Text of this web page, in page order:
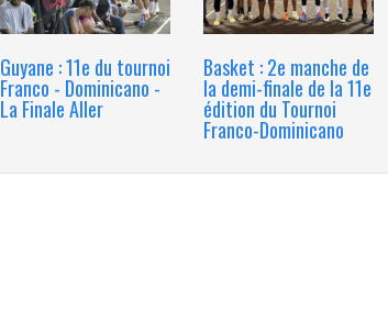
Guyane : 11e du tournoi
Franco - Dominicano -
La Finale Aller
Basket : 2e manche de
la demi-finale de la 11e
édition du Tournoi
Franco-Dominicano